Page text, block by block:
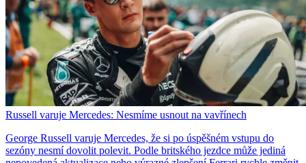
Russell varuje Mercedes: Nesmíme usnout na vavřínech
George Russell varuje Mercedes, že si po úspěšném vstupu do
sezóny nesmí dovolit polevit. Podle britského jezdce může jediná